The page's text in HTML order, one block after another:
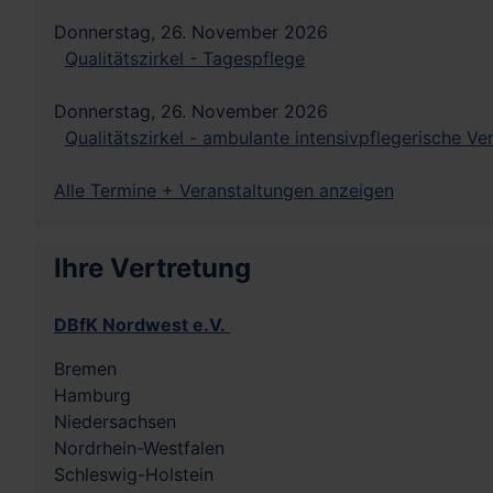
Donnerstag, 26. November 2026
Qualitätszirkel - Tagespflege
Donnerstag, 26. November 2026
Qualitätszirkel - ambulante intensivpflegerische
Alle Termine + Veranstaltungen anzeigen
Ihre Vertretung
DBfK Nordwest e.V.
Bremen
Hamburg
Niedersachsen
Nordrhein-Westfalen
Schleswig-Holstein